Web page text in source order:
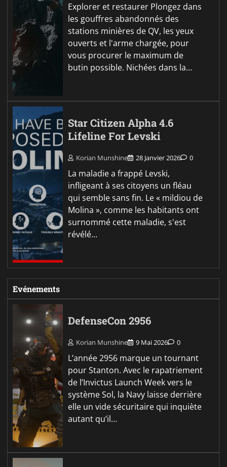
Explorer et restaurer Plongez dans
les gouffres abandonnés des
stations minières de QV, les yeux
ouverts et l'arme chargée, pour
vous procurer le maximum de
butin possible. Nichées dans la…
Star Citizen Alpha 4.6
Lifeline For Levski
Korian Munshine 28 Janvier 2026 0
La maladie a frappé Levski,
infligeant à ses citoyens un fléau
qui semble sans fin. Le « mildiou de
Molina », comme les habitants ont
surnommé cette maladie, s'est
révélé…
Evénements
DefenseCon 2956
Korian Munshine 9 Mai 2026 0
L’année 2956 marque un tournant
pour Stanton. Avec le rapatriement
de l’Invictus Launch Week vers le
système Sol, la Navy laisse derrière
elle un vide sécuritaire qui inquiète
autant qu’il…